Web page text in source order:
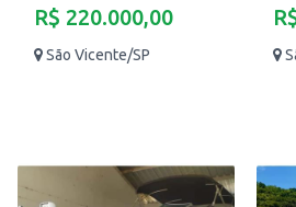
R$ 220.000,00
São Vicente/SP